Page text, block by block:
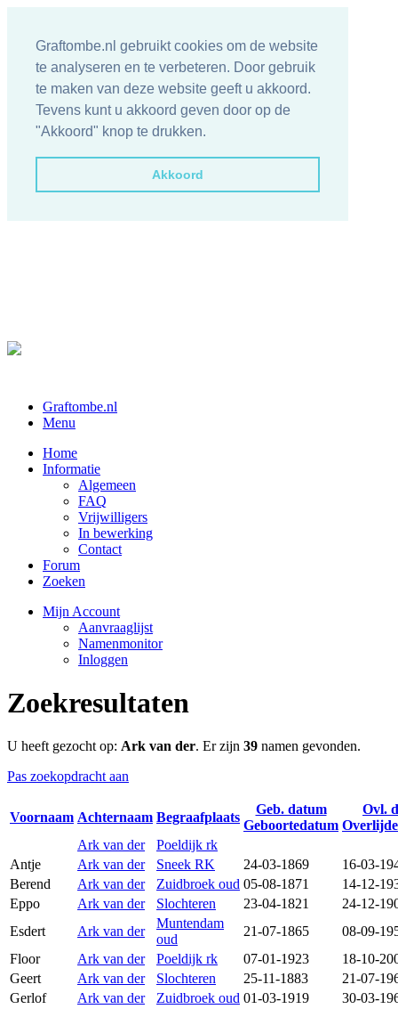
Graftombe.nl gebruikt cookies om de website
te analyseren en te verbeteren. Door gebruik
te maken van deze website geeft u akkoord.
Tevens kunt u akkoord geven door op de
"Akkoord" knop te drukken.
Akkoord
Graftombe.nl
Menu
Home
Informatie
Algemeen
FAQ
Vrijwilligers
In bewerking
Contact
Forum
Zoeken
Mijn Account
Aanvraaglijst
Namenmonitor
Inloggen
Zoekresultaten
U heeft gezocht op: Ark van der. Er zijn 39 namen gevonden.
Pas zoekopdracht aan
Voornaam Achternaam Begraafplaats
Geb. datum
Geboortedatum
Ovl.
Ark van der
Poeldijk rk
Antje
Ark van der Sneek RK 24-03-1869
16-03-
Berend
Ark van der Zuidbroek oud 05-08-1871
14-12-
Eppo
Ark van der Slochteren 23-04-1821
24-12-
Esdert
Ark van der
Muntendam
oud
21-07-1865
08-09-
Floor
Ark van der Poeldijk rk 07-01-1923
18-10-
Geert
Ark van der Slochteren 25-11-1883
21-07-
Gerlof
Ark van der Zuidbroek oud 01-03-1919
30-03-